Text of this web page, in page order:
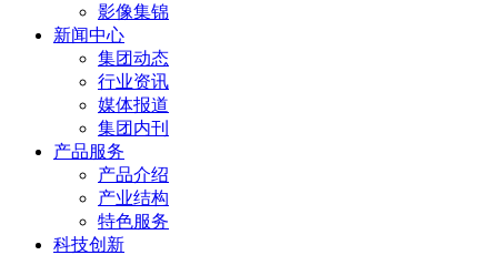
影像集锦
新闻中心
集团动态
行业资讯
媒体报道
集团内刊
产品服务
产品介绍
产业结构
特色服务
科技创新